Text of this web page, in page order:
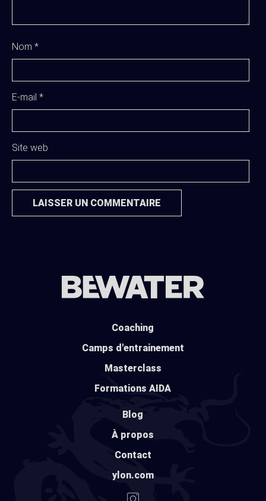
Nom *
E-mail *
Site web
Coaching
Camps d'entrainement
Masterclass
Formations AIDA
Blog
À propos
Contact
ylon.com